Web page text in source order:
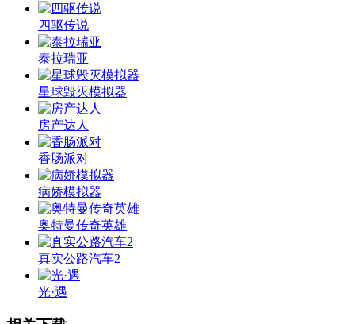
四驱传说
泰拉瑞亚
星球毁灭模拟器
房产达人
香肠派对
病娇模拟器
奥特曼传奇英雄
真实公路汽车2
光·遇